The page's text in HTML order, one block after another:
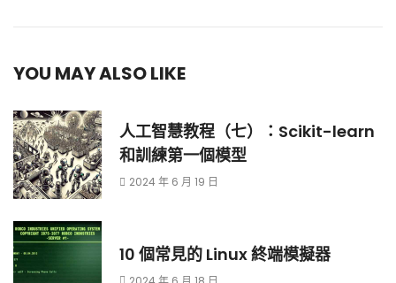
YOU MAY ALSO LIKE
人工智慧教程（七）：Scikit-learn
和訓練第一個模型
2024 年 6 月 19 日
10 個常見的 Linux 終端模擬器